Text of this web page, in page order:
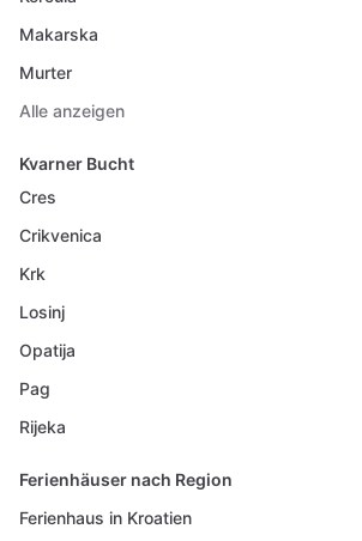
Makarska
Murter
Alle anzeigen
Kvarner Bucht
Cres
Crikvenica
Krk
Losinj
Opatija
Pag
Rijeka
Ferienhäuser nach Region
Ferienhaus in Kroatien